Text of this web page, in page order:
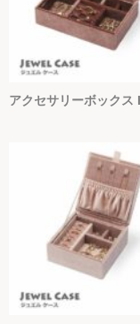
アクセサリーボックス